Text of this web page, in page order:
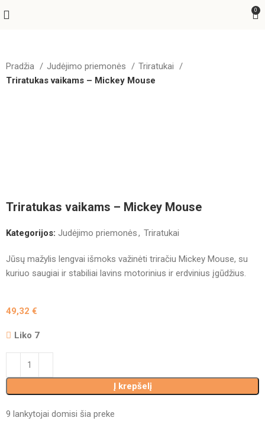
0
Pradžia Judėjimo priemonės
Triratukai
Triratukas vaikams – Mickey Mouse
Triratukas vaikams – Mickey Mouse
Kategorijos: Judėjimo priemonės, Triratukai
Jūsų mažylis lengvai išmoks važinėti triračiu Mickey Mouse, su
kuriuo saugiai ir stabiliai lavins motorinius ir erdvinius įgūdžius.
49,32€
Liko 7
Į krepšelį
9 lankytojai domisi šia preke